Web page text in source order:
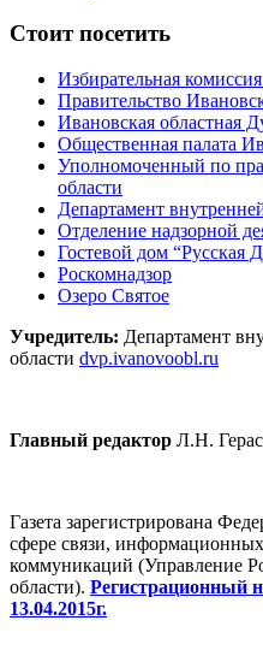
Стоит посетить
Избирательная
Правительство
Ивановская областная
Общественная палата
Уполномоченный по
области
Департамент
Отделение надзорной
Гостевой дом “Русская
Роскомнадзор
Озеро Святое
Учредитель: Департамент
области dvp.ivanovoobl.ru
Главный редактор Л.Н.
Газета зарегистрирована
сфере связи,
коммуникаций (Управление
области). Регистрационный
13.04.2015г.